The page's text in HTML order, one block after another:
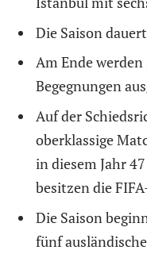
Die Saison
Am Ende
Begegnungen
Auf der
oberklassige
in diesem Jahr
besitzen die
Die Saison
fünf